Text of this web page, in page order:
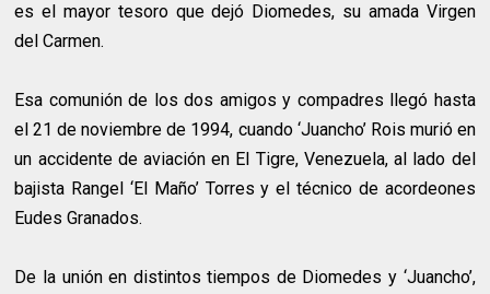
es el mayor tesoro que dejó Diomedes, su amada Virgen
del Carmen.
Esa comunión de los dos amigos y compadres llegó hasta
el 21 de noviembre de 1994, cuando ‘Juancho’ Rois murió en
un accidente de aviación en El Tigre, Venezuela, al lado del
bajista Rangel ‘El Maño’ Torres y el técnico de acordeones
Eudes Granados.
De la unión en distintos tiempos de Diomedes y ‘Juancho’,